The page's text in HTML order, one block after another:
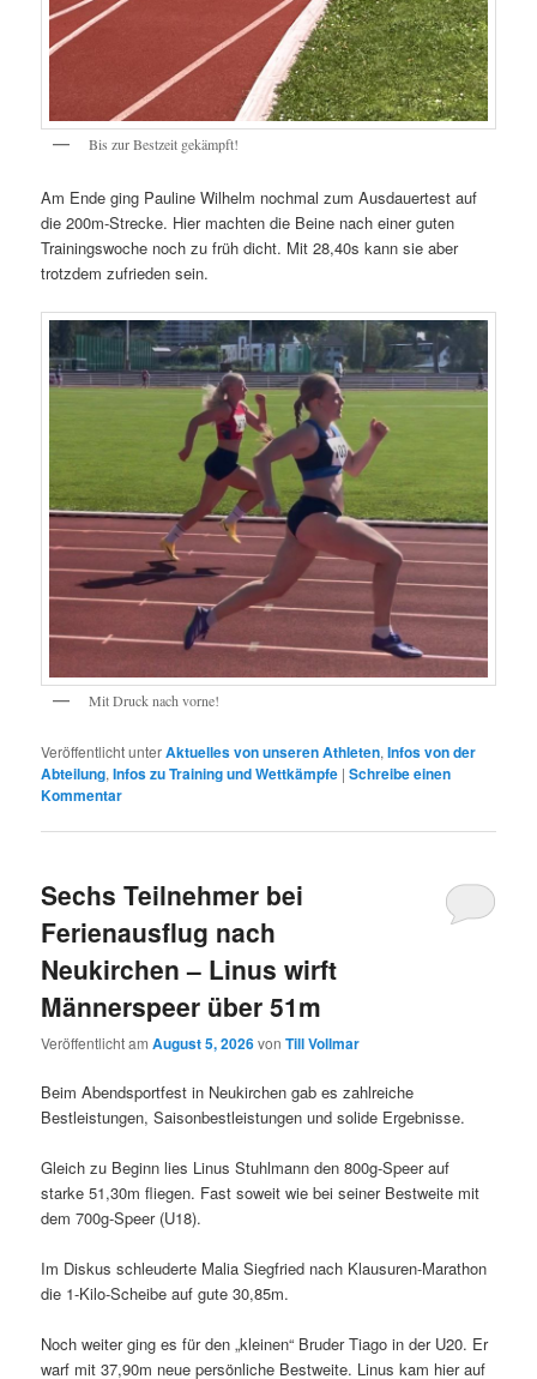
Bis zur Bestzeit gekämpft!
Am Ende ging Pauline Wilhelm nochmal zum Ausdauertest auf
die 200m-Strecke. Hier machten die Beine nach einer guten
Trainingswoche noch zu früh dicht. Mit 28,40s kann sie aber
trotzdem zufrieden sein.
Mit Druck nach vorne!
Veröffentlicht unterAktuelles von unseren Athleten,Infos von der
Abteilung,Infos zu Training und Wettkämpfe |Schreibe einen
Kommentar
Sechs Teilnehmer bei
Ferienausflug nach
Neukirchen – Linus wirft
Männerspeer über 51m
Veröffentlicht amAugust 5, 2026vonTill Vollmar
Beim Abendsportfest in Neukirchen gab es zahlreiche
Bestleistungen, Saisonbestleistungen und solide Ergebnisse.
Gleich zu Beginn lies Linus Stuhlmann den 800g-Speer auf
starke 51,30m fliegen. Fast soweit wie bei seiner Bestweite mit
dem 700g-Speer (U18).
Im Diskus schleuderte Malia Siegfried nach Klausuren-Marathon
die 1-Kilo-Scheibe auf gute 30,85m.
Noch weiter ging es für den „kleinen“ Bruder Tiago in der U20. Er
warf mit 37,90m neue persönliche Bestweite. Linus kam hier auf